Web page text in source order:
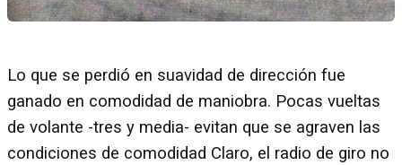
Lo que se perdió en suavidad de dirección fue
ganado en comodidad de maniobra. Pocas vueltas
de volante -tres y media- evitan que se agraven las
condiciones de comodidad Claro, el radio de giro no